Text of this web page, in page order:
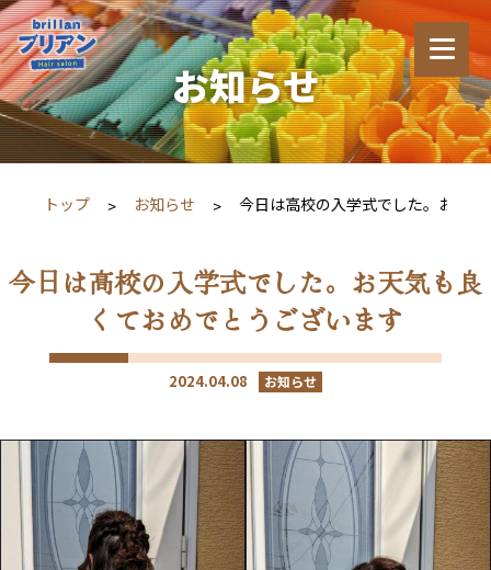
お知らせ
トップ お知らせ 今日は高校の入学式でした。お天
今日は高校の入学式でした。お天気も良
くておめでとうございます
2024.04.08 お知らせ